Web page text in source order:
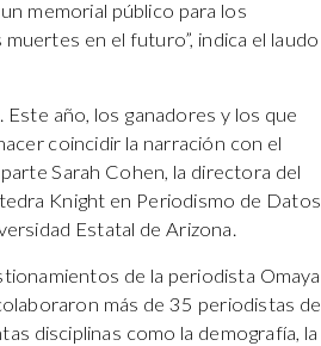
memorial público para los
en el futuro”, indica el laudo
año, los ganadores y los que
coincidir la narración con el
Sarah Cohen, la directora del
Knight en Periodismo de Datos
Estatal de Arizona.
de la periodista Omaya
más de 35 periodistas de
disciplinas como la demografía, la